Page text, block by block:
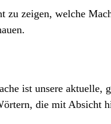
zu zeigen, welche
ist unsere
die mit Absicht